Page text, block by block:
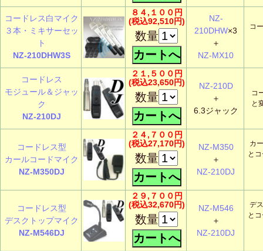
コードレス白マイク
３本・ミキサーセッ
ト
NZ-210DHW3S
８４,１００円
(税込92,510円)
数量
NZ-
210DHW×3
＋
NZ-MX10
コ
コードレス
モジュール＆ジャッ
ク
NZ-210DJ
２１,５００円
(税込23,650円)
数量
NZ-210D
＋
6.3ジャック
コ
と
コードレス型
カールコードマイク
NZ-M350DJ
２４,７００円
(税込27,170円)
数量
NZ-M350
＋
NZ-210DJ
カ
と
コードレス型
デスクトップマイク
NZ-M546DJ
２９,７００円
(税込32,670円)
数量
NZ-M546
＋
NZ-210DJ
デ
と